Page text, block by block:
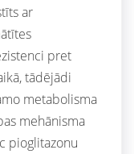
ar
pret
tādējādi
metabolisma
mehānisma
pioglitazonu